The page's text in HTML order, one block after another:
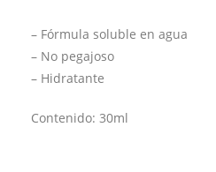
– Fórmula soluble en agua
– No pegajoso
– Hidratante
Contenido: 30ml